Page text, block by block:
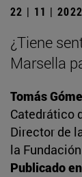
22 | 11 | 2022
¿Tiene
Marsella
Tomás
Catedrático
Director de
la
Publicado